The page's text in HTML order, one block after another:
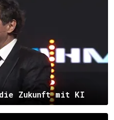
die Zukunft mit KI